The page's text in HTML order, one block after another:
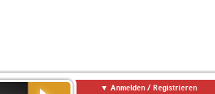
Anmelden / Registrieren